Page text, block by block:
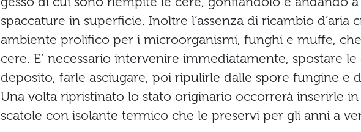
spaccature in superficie. Inoltre l’assenza di ricambio d’aria
ambiente prolifico per i microorganismi, funghi e muffe,
cere. E’ necessario intervenire immediatamente, spostare
deposito, farle asciugare, poi ripulirle dalle spore fungine e
Una volta ripristinato lo stato originario occorrerà inserirle
scatole con isolante termico che le preservi per gli anni a